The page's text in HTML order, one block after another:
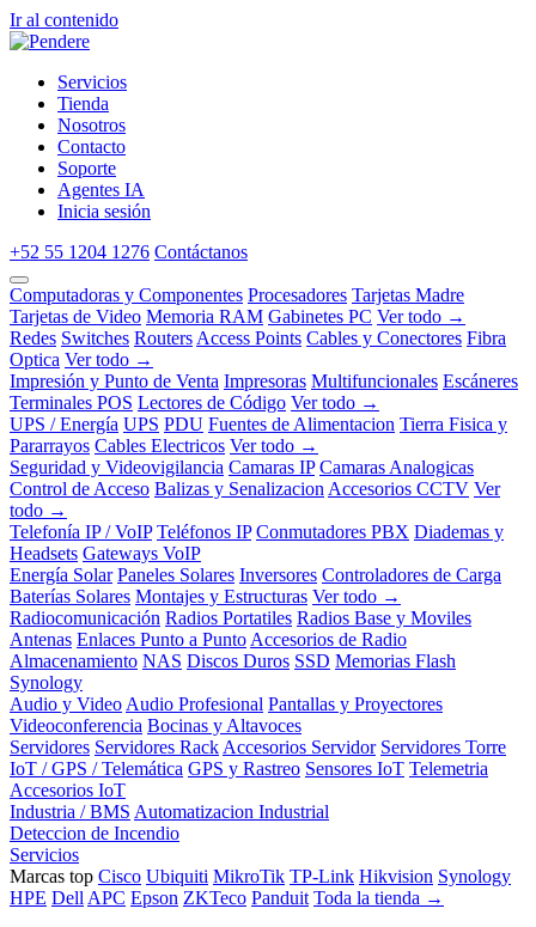
Ir al contenido
Servicios
Tienda
Nosotros
Contacto
Soporte
Agentes IA
Inicia sesión
+52 55 1204 1276 Contáctanos
Computadoras y Componentes Procesadores Tarjetas Madre
Tarjetas de Video Memoria RAM Gabinetes PC Ver todo →
Redes Switches Routers Access Points Cables y Conectores Fibra
Optica Ver todo →
Impresión y Punto de Venta Impresoras Multifuncionales Escáneres
Terminales POS Lectores de Código Ver todo →
UPS / Energía UPS PDU Fuentes de Alimentacion Tierra Fisica y
Pararrayos Cables Electricos Ver todo →
Seguridad y Videovigilancia Camaras IP Camaras Analogicas
Control de Acceso Balizas y Senalizacion Accesorios CCTV Ver
todo →
Telefonía IP / VoIP Teléfonos IP Conmutadores PBX Diademas y
Headsets Gateways VoIP
Energía Solar Paneles Solares Inversores Controladores de Carga
Baterías Solares Montajes y Estructuras Ver todo →
Radiocomunicación Radios Portatiles Radios Base y Moviles
Antenas Enlaces Punto a Punto Accesorios de Radio
Almacenamiento NAS Discos Duros SSD Memorias Flash
Synology
Audio y Video Audio Profesional Pantallas y Proyectores
Videoconferencia Bocinas y Altavoces
Servidores Servidores Rack Accesorios Servidor Servidores Torre
IoT / GPS / Telemática GPS y Rastreo Sensores IoT Telemetria
Accesorios IoT
Industria / BMS Automatizacion Industrial
Deteccion de Incendio
Servicios
Marcas top Cisco Ubiquiti MikroTik TP-Link Hikvision Synology
HPE Dell APC Epson ZKTeco Panduit Toda la tienda →